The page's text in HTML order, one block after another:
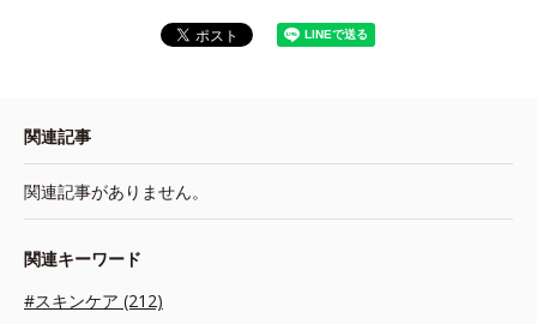
関連記事
関連記事がありません。
関連キーワード
#スキンケア (212)